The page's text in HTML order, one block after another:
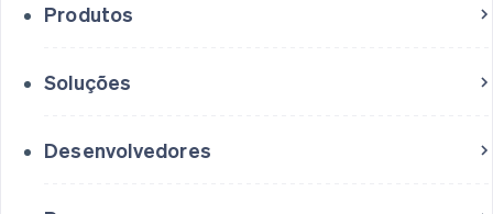
Produtos
Soluções
Desenvolvedores